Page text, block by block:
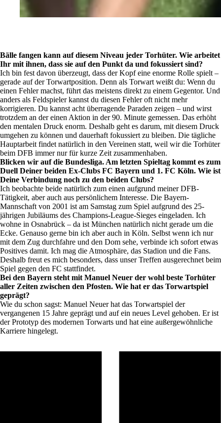
Bälle fangen kann auf diesem Niveau jeder Torhüter. Wie arbeitet
Ihr mit ihnen, dass sie auf den Punkt da und fokussiert sind?
Ich bin fest davon überzeugt, dass der Kopf eine enorme Rolle spielt –
gerade auf der Torwartposition. Denn als Torwart weißt du: Wenn du
einen Fehler machst, führt das meistens direkt zu einem Gegentor. Und
anders als Feldspieler kannst du diesen Fehler oft nicht mehr
korrigieren. Du kannst acht überragende Paraden zeigen – und wirst
trotzdem an der einen Aktion in der 90. Minute gemessen. Das erhöht
den mentalen Druck enorm. Deshalb geht es darum, mit diesem Druck
umgehen zu können und dauerhaft fokussiert zu bleiben. Die tägliche
Hauptarbeit findet natürlich in den Vereinen statt, weil wir die Torhüter
beim DFB immer nur für kurze Zeit zusammenhaben.
Blicken wir auf die Bundesliga. Am letzten Spieltag kommt es zum
Duell Deiner beiden Ex-Clubs FC Bayern und 1. FC Köln. Wie ist
Deine Verbindung noch zu den beiden Clubs?
Ich beobachte beide natürlich zum einen aufgrund meiner DFB-
Tätigkeit, aber auch aus persönlichem Interesse. Die Bayern-
Mannschaft von 2001 ist am Samstag zum Spiel aufgrund des 25-
jährigen Jubiläums des Champions-League-Sieges eingeladen. Ich
wohne in Osnabrück – da ist München natürlich nicht gerade um die
Ecke. Genauso gerne bin ich aber auch in Köln. Selbst wenn ich nur
mit dem Zug durchfahre und den Dom sehe, verbinde ich sofort etwas
Positives damit. Ich mag die Atmosphäre, das Stadion und die Fans.
Deshalb freut es mich besonders, dass unser Treffen ausgerechnet beim
Spiel gegen den FC stattfindet.
Bei den Bayern steht mit Manuel Neuer der wohl beste Torhüter
aller Zeiten zwischen den Pfosten. Wie hat er das Torwartspiel
geprägt?
Wie du schon sagst: Manuel Neuer hat das Torwartspiel der
vergangenen 15 Jahre geprägt und auf ein neues Level gehoben. Er ist
der Prototyp des modernen Torwarts und hat eine außergewöhnliche
Karriere hingelegt.